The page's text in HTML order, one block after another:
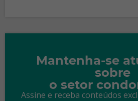
Mantenha-se
sobre
o setor
Assine e receba conteúdos